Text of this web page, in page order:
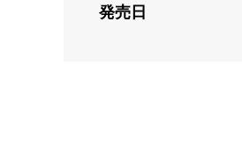
発売日